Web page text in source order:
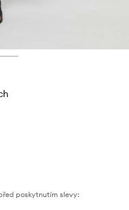
poskytnutím slevy: